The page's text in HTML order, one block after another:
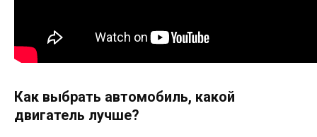
Как выбрать автомобиль, какой
двигатель лучше?